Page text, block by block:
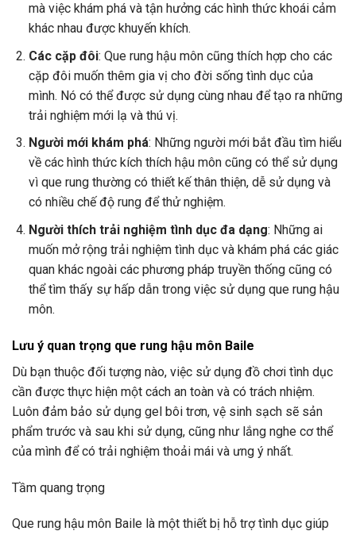
mà việc khám phá và tận hưởng các hình thức khoái cảm
khác nhau được khuyến khích.
Các cặp đôi: Que rung hậu môn cũng thích hợp cho các
cặp đôi muốn thêm gia vị cho đời sống tình dục của
mình. Nó có thể được sử dụng cùng nhau để tạo ra những
trải nghiệm mới lạ và thú vị.
Người mới khám phá: Những người mới bắt đầu tìm hiểu
về các hình thức kích thích hậu môn cũng có thể sử dụng
vì que rung thường có thiết kế thân thiện, dễ sử dụng và
có nhiều chế độ rung để thử nghiệm.
Người thích trải nghiệm tình dục đa dạng: Những ai
muốn mở rộng trải nghiệm tình dục và khám phá các giác
quan khác ngoài các phương pháp truyền thống cũng có
thể tìm thấy sự hấp dẫn trong việc sử dụng que rung hậu
môn.
Lưu ý quan trọng que rung hậu môn Baile
Dù bạn thuộc đối tượng nào, việc sử dụng đồ chơi tình dục
cần được thực hiện một cách an toàn và có trách nhiệm.
Luôn đảm bảo sử dụng gel bôi trơn, vệ sinh sạch sẽ sản
phẩm trước và sau khi sử dụng, cũng như lắng nghe cơ thể
của mình để có trải nghiệm thoải mái và ưng ý nhất.
Tầm quang trọng
Que rung hậu môn Baile là một thiết bị hỗ trợ tình dục giúp